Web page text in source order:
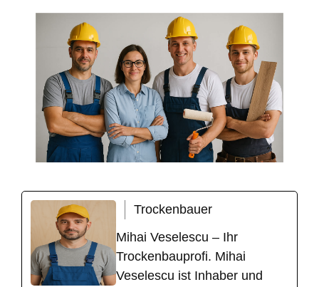
Trockenbauer
Mihai Veselescu – Ihr
Trockenbauprofi. Mihai
Veselescu ist Inhaber und